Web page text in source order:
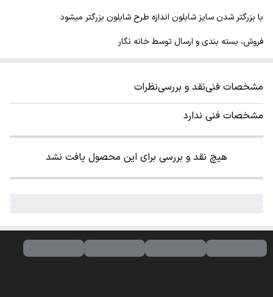
با بزرگتر شدن سایز شابلون اندازه طرح شابلون بزرگتر میشود
فروش، بسته بندی و ارسال توسط خانه نگار
مشخصات فنینقد و بررسینظرات
مشخصات فنی ندارد
هیچ نقد و بررسی برای این محصول یافت نشد